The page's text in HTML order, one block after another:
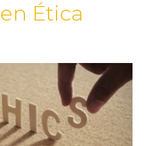
en Ética